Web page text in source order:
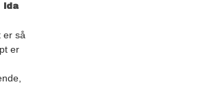
Ida
er så
er